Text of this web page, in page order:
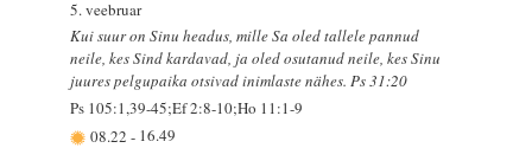
5. veebruar
Kui suur on Sinu headus, mille Sa oled tallele pannud
neile, kes Sind kardavad, ja oled osutanud neile, kes Sinu
juures pelgupaika otsivad inimlaste nähes. Ps 31:20
Ps 105:1,39-45;Ef 2:8-10;Ho 11:1-9
08.22- 16.49